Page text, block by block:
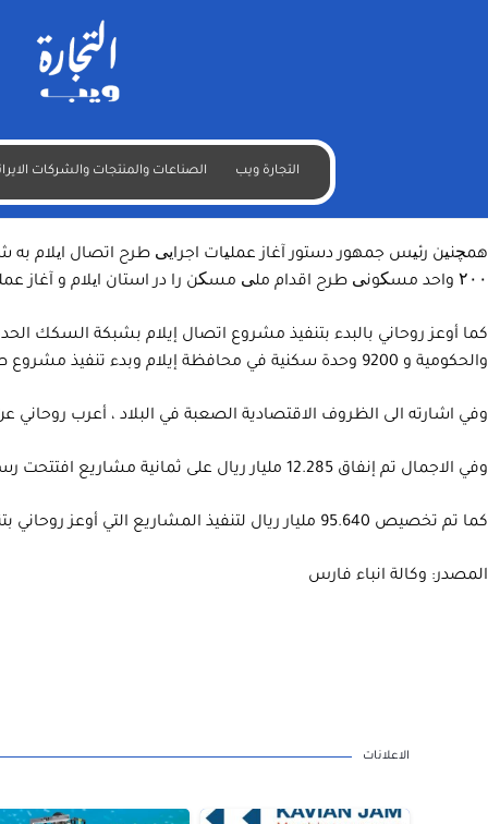
التجارة ويب الصناعات والمنتجات والشركات
تم اليوم الخميس تدشين عدد من المشاريع الوطنية التي نفذتها
جديدة بحضو ر الرئيس حسن روحاني عبر دائرة الفيديو المغلقة.
لمشروع مهر الاسكاني و 16 كم من الطرق السريعة في محافظة مازندران.
۲۰۰ واحد مسکونی طرح اقدام ملی مسکن را در استان ایلام و آغاز عملیات اجرایی آزادراه قائم‌شهر- ساری و باند دوم محور دزدبن به مرزن‌آباد را صادر کرد.
والحكومية و 9200 وحدة سكنية في محافظة إيلام وبدء تنفيذ مشروع طريق قائم شهر-ساري السريع والممر الثاني لمحور دزدبن إلى مرزن آباد في محافظة مازندران.
وفي اشارته الى الظروف الاقتصادية الصعبة في البلاد ، أعرب
وفي الاجمال تم إنفاق 12.285 مليار ريال على ثمانية مشاريع افتتحت رسميًا اليوم ، مما خلق فرص عمل مباشرة لـ 2424 شخصًا.
كما تم تخصيص 95.640 مليار ريال لتنفيذ المشاريع التي أوعز روحاني بتنفيذها اليوم، والتي ستخلق فرص عمل مستدامة لـ 14،530 شخص.
المصدر: وكالة انباء فارس
الاعلانات